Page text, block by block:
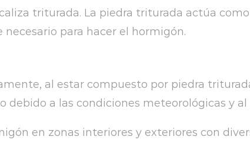
triturada. La piedra triturada actúa
para hacer el hormigón.
al estar compuesto por piedra
debido a las condiciones meteorológicas y
en zonas interiores y exteriores con